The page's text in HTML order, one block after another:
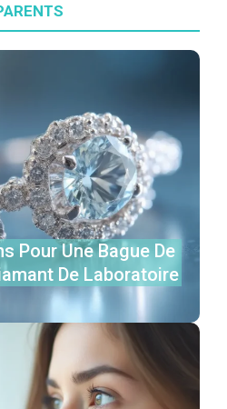
Pour Une Bague De
De Laboratoire